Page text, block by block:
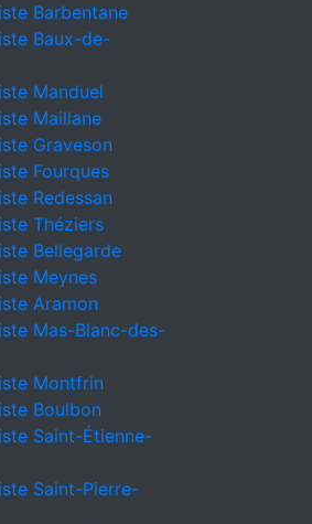
Barbentane
Baux-de-
Manduel
Maillane
Graveson
Fourques
Redessan
Théziers
Bellegarde
Meynes
Aramon
Mas-Blanc-des-
Montfrin
Boulbon
Saint-Étienne-
Saint-Pierre-